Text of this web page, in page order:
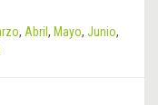
, Abril , Mayo, Junio,